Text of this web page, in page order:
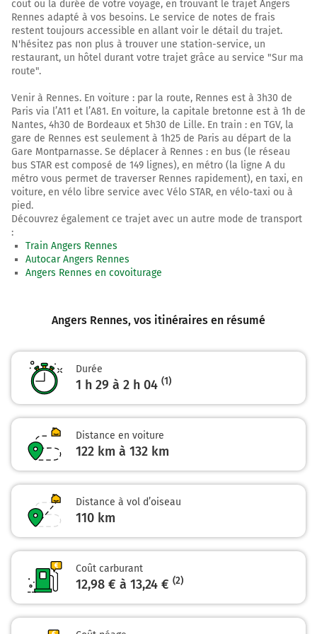
Au rond-point, prendre la 3ème sortie sur D775 et
40,7 km
Au rond-point, prendre la 2ème sortie sur D775 et
continuer sur 18 kilomètres
Noyant-la-Gravoyère
La Maison Neuve
46,5 km
Au rond-point, prendre la 4ème sortie sur D775 et
Martigné-Ferchaud
Zone Industrielle Pidaie-Ouest
65 km
Au rond-point, prendre la 1ère sortie sur D775 et
continuer sur 20 kilomètres
D94
Rue de Bruxelles
69 km
Continuer D41 sur 27 kilomètres
D173
89 km
Au rond-point, prendre la 2ème sortie sur D173 et
continuer sur 550 mètres
116 km
coût ou la durée de votre voyage, en trouvant le trajet Angers
Rennes adapté à vos besoins. Le service de notes de frais
restent toujours accessible en allant voir le détail du trajet.
N'hésitez pas non plus à trouver une station-service, un
restaurant, un hôtel durant votre trajet grâce au service "Sur ma
route".
Venir à Rennes. En voiture : par la route, Rennes est à 3h30 de
Paris via l’A11 et l’A81. En voiture, la capitale bretonne est à 1h de
Nantes, 4h30 de Bordeaux et 5h30 de Lille. En train : en TGV, la
gare de Rennes est seulement à 1h25 de Paris au départ de la
Gare Montparnasse. Se déplacer à Rennes : en bus (le réseau
bus STAR est composé de 149 lignes), en métro (la ligne A du
métro vous permet de traverser Rennes rapidement), en taxi, en
voiture, en vélo libre service avec Vélo STAR, en vélo-taxi ou à
pied.
Découvrez également ce trajet avec un autre mode de transport
:
Train Angers Rennes
Autocar Angers Rennes
Angers Rennes en covoiturage
Angers Rennes, vos itinéraires en résumé
Durée
1 h 29 à 2 h 04 (1)
Distance en voiture
122 km à 132 km
Distance à vol d’oiseau
110 km
Coût carburant
12,98 € à 13,24 € (2)